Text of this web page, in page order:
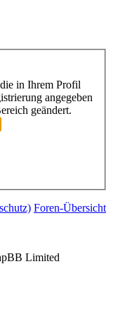
in Ihrem Profil
angegeben
geändert.
Foren-Übersicht
Limited